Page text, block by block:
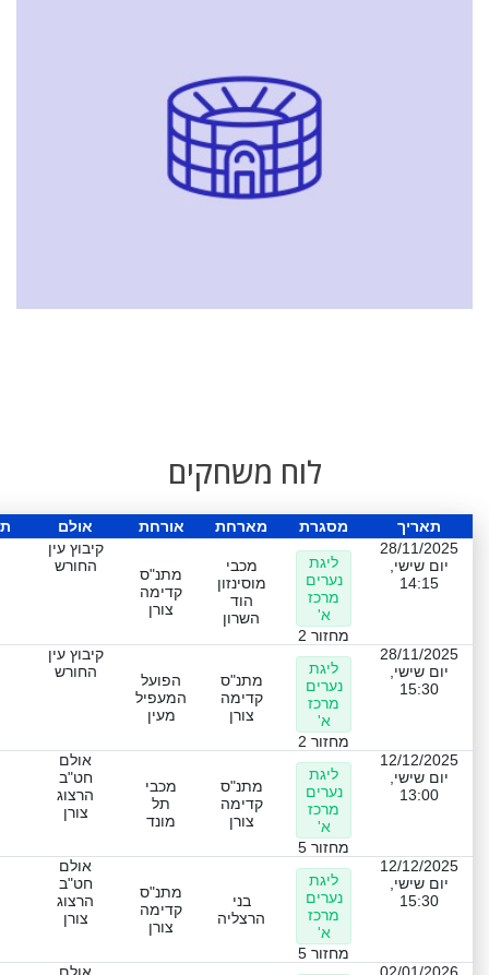
לוח משחקים
תאריך מסגרת מארחת אורחת אולם
28/11/2025
יום שישי,
14:15
ליגת
נערים
מרכז
א'
מחזור 2
מכבי
מוסינזון
הוד
השרון
מתנ"ס
קדימה
צורן
קיבוץ עין
החורש
28/11/2025
יום שישי,
15:30
ליגת
נערים
מרכז
א'
מחזור 2
מתנ"ס
קדימה
צורן
הפועל
המעפיל
מעין
קיבוץ עין
החורש
12/12/2025
יום שישי,
13:00
ליגת
נערים
מרכז
א'
מחזור 5
מתנ"ס
קדימה
צורן
מכבי
תל
מונד
אולם
חט"ב
הרצוג
צורן
12/12/2025
יום שישי,
15:30
ליגת
נערים
מרכז
א'
מחזור 5
בני
הרצליה
מתנ"ס
קדימה
צורן
אולם
חט"ב
הרצוג
צורן